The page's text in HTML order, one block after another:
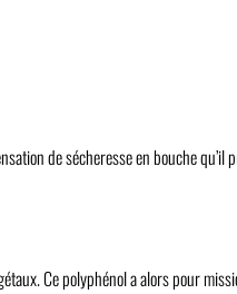
de sécheresse en bouche
Ce polyphénol a alors pour